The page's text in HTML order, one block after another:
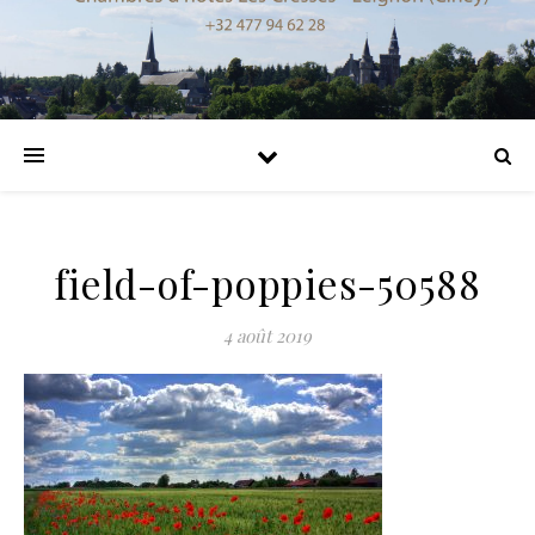
field-of-poppies-50588
4 août 2019